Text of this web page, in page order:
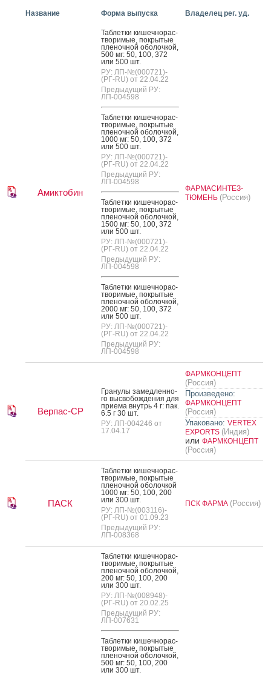
Название Форма выпуска Владелец рег. уд.
Амиктобин
Таб­летки ки­шеч­но­рас­
тво­римые, пок­ры­тые
пле­ноч­ной обо­лоч­кой,
500 мг: 50, 100, 372
или 500 шт.
РУ: ЛП-№(000721)-
(РГ-RU) от 22.04.22
Предыдущий РУ:
ЛП-004598
Таб­летки ки­шеч­но­рас­
тво­римые, пок­ры­тые
пле­ноч­ной обо­лоч­кой,
1000 мг: 50, 100, 372
или 500 шт.
РУ: ЛП-№(000721)-
(РГ-RU) от 22.04.22
Предыдущий РУ:
ЛП-004598
Таб­летки ки­шеч­но­рас­
тво­римые, пок­ры­тые
пле­ноч­ной обо­лоч­кой,
1500 мг: 50, 100, 372
или 500 шт.
РУ: ЛП-№(000721)-
(РГ-RU) от 22.04.22
Предыдущий РУ:
ЛП-004598
Таб­летки ки­шеч­но­рас­
тво­римые, пок­ры­тые
пле­ноч­ной обо­лоч­кой,
2000 мг: 50, 100, 372
или 500 шт.
РУ: ЛП-№(000721)-
(РГ-RU) от 22.04.22
Предыдущий РУ:
ЛП-004598
ФАРМАСИНТЕЗ-
ТЮМЕНЬ (Россия)
Верпас-СР
Гра­нулы за­мед­ленно­
го выс­во­бож­де­ния для
при­ема внутрь 4 г: пак.
6.5 г 30 шт.
РУ: ЛП-004246 от
17.04.17
ФАРМКОНЦЕПТ
(Россия)
Произведено:
ФАРМКОНЦЕПТ
(Россия)
Упаковано: VERTEX
EXPORTS (Индия)
или ФАРМКОНЦЕПТ
(Россия)
ПАСК
Таб­летки ки­шеч­но­рас­
тво­римые, пок­ры­тые
пле­ноч­ной обо­лоч­кой
1000 мг: 50, 100, 200
или 300 шт.
РУ: ЛП-№(003116)-
(РГ-RU) от 01.09.23
Предыдущий РУ:
ЛП-008368
ПСК ФАРМА (Россия)
Таб­летки ки­шеч­но­рас­
тво­римые, пок­ры­тые
пле­ноч­ной обо­лоч­кой,
200 мг: 50, 100, 200
или 300 шт.
РУ: ЛП-№(008948)-
(РГ-RU) от 20.02.25
Предыдущий РУ:
ЛП-007631
Таб­летки ки­шеч­но­рас­
тво­римые, пок­ры­тые
пле­ноч­ной обо­лоч­кой,
500 мг: 50, 100, 200
или 300 шт.